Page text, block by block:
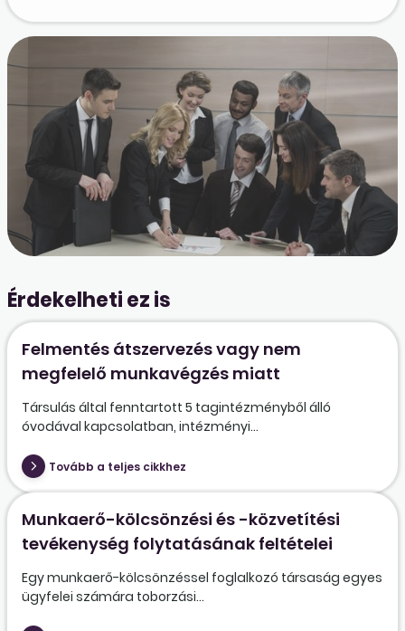
Érdekelheti ez is
Felmentés átszervezés vagy nem
megfelelő munkavégzés miatt
Társulás által fenntartott 5 tagintézményből álló
óvodával kapcsolatban, intézményi...
Tovább a teljes cikkhez
Munkaerő-kölcsönzési és -közvetítési
tevékenység folytatásának feltételei
Egy munkaerő-kölcsönzéssel foglalkozó társaság egyes
ügyfelei számára toborzási...